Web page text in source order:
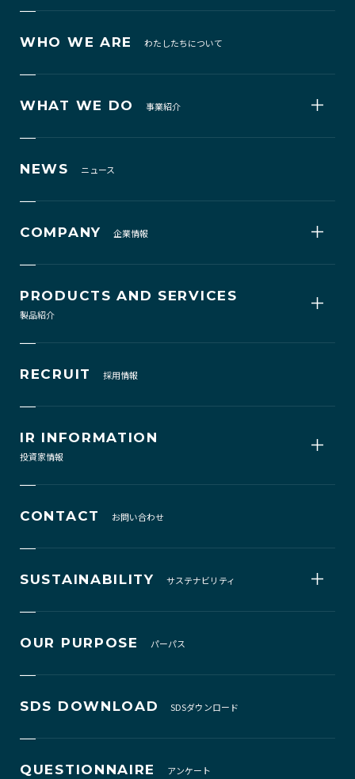
WHO WE ARE わたしたちについて
WHAT WE DO 事業紹介
NEWS ニュース
COMPANY 企業情報
PRODUCTS AND SERVICES
製品紹介
RECRUIT 採用情報
IR INFORMATION
投資家情報
CONTACT お問い合わせ
SUSTAINABILITY サステナビリティ
OUR PURPOSE パーパス
SDS DOWNLOAD SDSダウンロード
QUESTIONNAIRE アンケート